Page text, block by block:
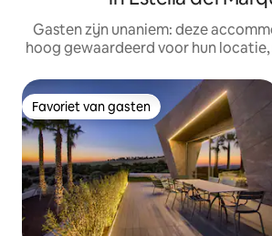
Gasten zijn unaniem: deze
hoog gewaardeerd voor hun
Favoriet van gasten
Favoriet van gasten